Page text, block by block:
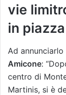
vie
in
Ad
Amicone:
centro di
Martinis, si è